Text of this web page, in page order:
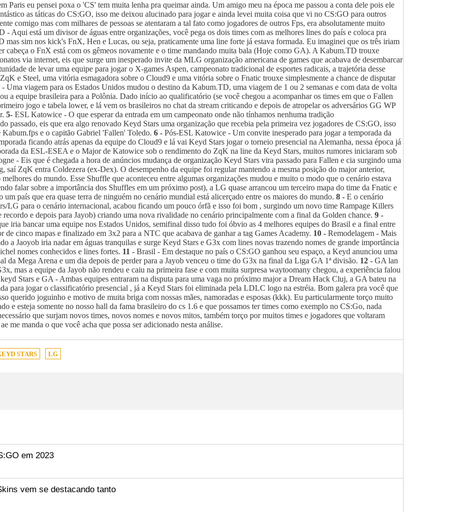
Paris eu pensei poxa o 'CS' tem muita lenha pra queimar ainda. Um amigo meu na época me passou a conta dele pois ele
as táticas do CS:GO, isso me deixou alucinado para jogar e ainda levei muita coisa que vi no CS:GO para outros
comigo mas com milhares de pessoas se atentaram a tal fato como jogadores de outros Fps, era absolutamente muito
- Aqui está um divisor de águas entre organizações, você pega os dois times com as melhores lines do país e coloca pra
sim nos kick's FnX, Hen e Lucas, ou seja, praticamente uma line forte já estava formada. Eu imaginei que os três iriam
cabeça o FnX está com os gêmeos novamente e o time mandando muita bala (Hoje como GA). A Kabum.TD trouxe
via internet, eis que surge um inesperado invite da MLG organização americana de games que acabava de desembarcar
de levar uma equipe para jogar o X-games Aspen, campeonato tradicional de esportes radicais, a trajetória desse
e Steel, uma vitória esmagadora sobre o Cloud9 e uma vitória sobre o Fnatic trouxe simplesmente a chance de disputar
viagem para os Estados Unidos mudou o destino da Kabum.TD, uma viagem de 1 ou 2 semanas e com data de volta
a equipe brasileira para a Polônia. Dado início ao qualificatório (se você chegou a acompanhar os times em que o Fallen
jogo e tabela lower, e lá vem os brasileiros no chat da stream criticando e depois de atropelar os adversários GG WP
5- ESL Katowice - O que esperar da entrada em um campeonato onde não tínhamos nenhuma tradição
passado, eis que era algo renovado Keyd Stars uma organização que recebia pela primeira vez jogadores de CS:GO, isso
e o capitão Gabriel 'Fallen' Toledo. 6 - Pós-ESL Katowice - Um convite inesperado para jogar a temporada da
ficando atrás apenas da equipe do Cloud9 e lá vai Keyd Stars jogar o torneio presencial na Alemanha, nessa época já
da ESL-ESEA e o Major de Katowice sob o rendimento do ZqK na line da Keyd Stars, muitos rumores iniciaram sob
- Eis que é chegada a hora de anúncios mudança de organização Keyd Stars vira passado para Fallen e cia surgindo uma
saí ZqK entra Coldezera (ex-Dex). O desempenho da equipe foi regular mantendo a mesma posição do major anterior,
do mundo. Esse Shuffle que aconteceu entre algumas organizações mudou e muito o modo que o cenário estava
falar sobre a importância dos Shuffles em um próximo post), a LG quase arrancou um terceiro mapa do time da Fnatic e
país que era quase terra de ninguém no cenário mundial está alicerçado entre os maiores do mundo. 8 - E o cenário
LG para o cenário internacional, acabou ficando um pouco órfã e isso foi bom , surgindo um novo time Rampage Killers
recordo e depois para Jayob) criando uma nova rivalidade no cenário principalmente com a final da Golden chance. 9 -
iria bancar uma equipe nos Estados Unidos, semifinal disso tudo foi óbvio as 4 melhores equipes do Brasil e a final entre
cinco mapas e finalizado em 3x2 para a NTC que acabava de ganhar a tag Games Academy. 10 - Remodelagem - Mais
a Jaoyob iria nadar em águas tranquilas e surge Keyd Stars e G3x com lines novas trazendo nomes de grande importância
nomes conhecidos e lines fortes. 11 - Brasil - Em destaque no país o CS:GO ganhou seu espaço, a Keyd anunciou uma
da Mega Arena e um dia depois de perder para a Jayob venceu o time do G3x na final da Liga GA 1ª divisão. 12 - GA lan
mas a equipe da Jayob não rendeu e caiu na primeira fase e com muita surpresa waytoomany chegou, a experiência falou
keyd Stars e GA - Ambas equipes entraram na disputa para uma vaga no próximo major a Dream Hack Cluj, a GA bateu na
para jogar o classificatório presencial , já a Keyd Stars foi eliminada pela LDLC logo na estréia. Bom galera pra você que
querido joguinho e motivo de muita briga com nossas mães, namoradas e esposas (kkk). Eu particularmente torço muito
e esteja somente no nosso hall da fama brasileiro do cs 1.6 e que possamos ter times como exemplo no CS:Go, nada
que surjam novos times, novos nomes e novos mitos, também torço por muitos times e jogadores que voltaram
me manda o que você acha que possa ser adicionado nesta análise.
STARS LG
em 2023
vem se destacando tanto